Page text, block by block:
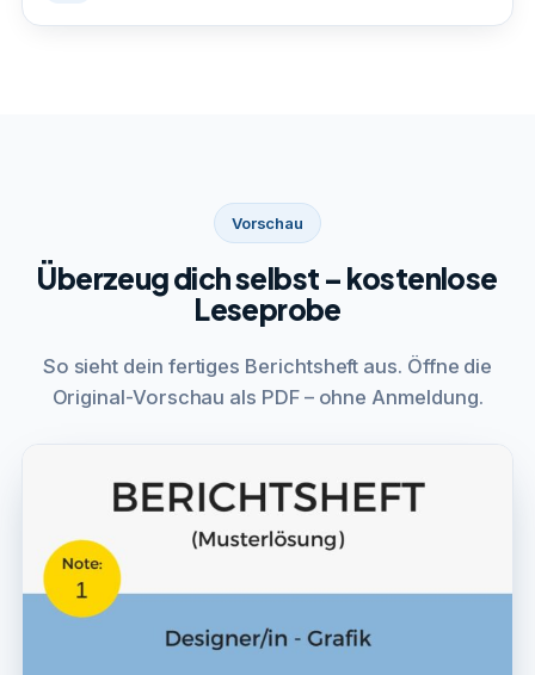
Vorschau
Überzeug dich selbst – kostenlose
Leseprobe
So sieht dein fertiges Berichtsheft aus. Öffne die
Original-Vorschau als PDF – ohne Anmeldung.